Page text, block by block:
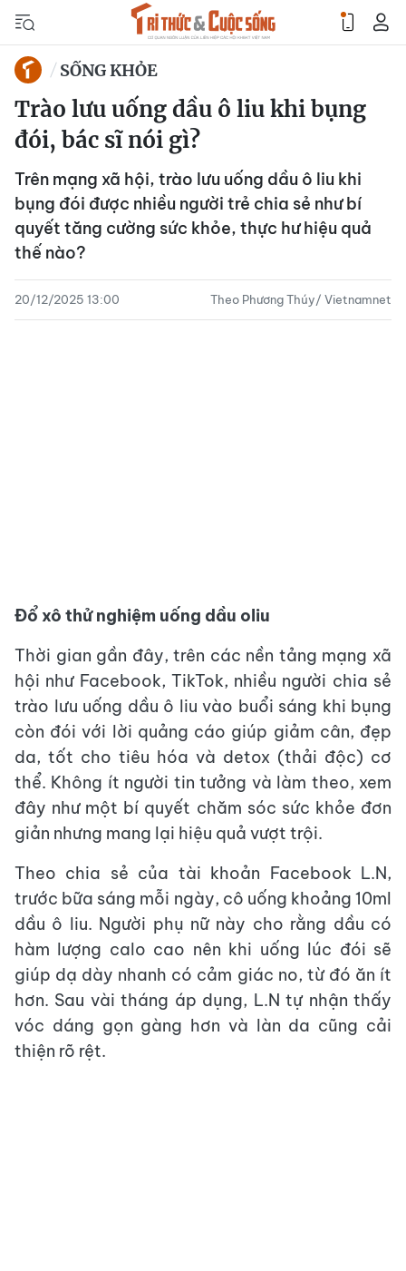
SỐNG KHỎE
Trào lưu uống dầu ô liu khi bụng
đói, bác sĩ nói gì?
Trên mạng xã hội, trào lưu uống dầu ô liu khi
bụng đói được nhiều người trẻ chia sẻ như bí
quyết tăng cường sức khỏe, thực hư hiệu quả
thế nào?
20/12/2025 13:00 Theo Phương Thúy/ Vietnamnet
Đổ xô thử nghiệm uống dầu oliu
Thời gian gần đây, trên các nền tảng mạng xã
hội như Facebook, TikTok, nhiều người chia sẻ
trào lưu uống dầu ô liu vào buổi sáng khi bụng
còn đói với lời quảng cáo giúp giảm cân, đẹp
da, tốt cho tiêu hóa và detox (thải độc) cơ
thể. Không ít người tin tưởng và làm theo, xem
đây như một bí quyết chăm sóc sức khỏe đơn
giản nhưng mang lại hiệu quả vượt trội.
Theo chia sẻ của tài khoản Facebook L.N,
trước bữa sáng mỗi ngày, cô uống khoảng 10ml
dầu ô liu. Người phụ nữ này cho rằng dầu có
hàm lượng calo cao nên khi uống lúc đói sẽ
giúp dạ dày nhanh có cảm giác no, từ đó ăn ít
hơn. Sau vài tháng áp dụng, L.N tự nhận thấy
vóc dáng gọn gàng hơn và làn da cũng cải
thiện rõ rệt.